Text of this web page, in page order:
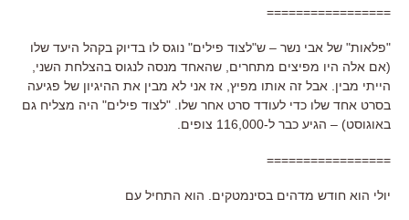
=================
"פלאות" של אבי נשר – ש"לצוד פילים" נוגס לו בדיוק בקהל היעד שלו
(אם אלה היו מפיצים מתחרים, שהאחד מנסה לנגוס בהצלחת השני,
הייתי מבין. אבל זה אותו מפיץ, אז אני לא מבין את ההיגיון של פגיעה
בסרט אחד שלו כדי לעודד סרט אחר שלו. "לצוד פילים" היה מצליח גם
באוגוסט) – הגיע כבר ל-116,000 צופים.
=================
יולי הוא חודש מדהים בסינמטקים. הוא התחיל עם